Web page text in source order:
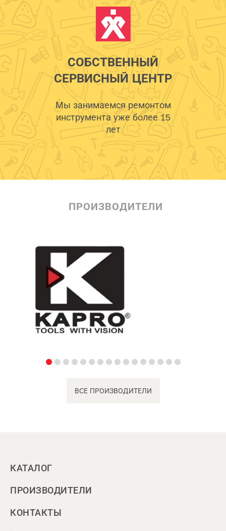
СОБСТВЕННЫЙ
СЕРВИСНЫЙ ЦЕНТР
Мы занимаемся ремонтом
инструмента уже более 15
лет
ПРОИЗВОДИТЕЛИ
ВСЕ ПРОИЗВОДИТЕЛИ
КАТАЛОГ
ПРОИЗВОДИТЕЛИ
КОНТАКТЫ